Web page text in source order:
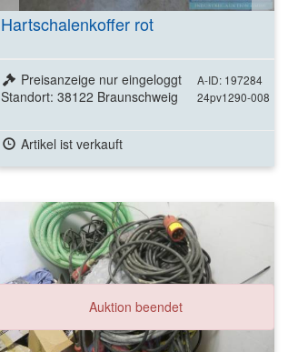
Hartschalenkoffer rot
A-ID: 197284
24pv1290-008
Preisanzeige nur eingeloggt
Standort: 38122 Braunschweig
Artikel ist verkauft
Weitere Details
ansehen
Auktion beendet